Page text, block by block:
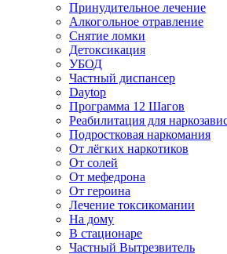
Принудительное лечение
Алкогольное отравление
Снятие ломки
Детоксикация
УБОД
Частный диспансер
Daytop
Программа 12 Шагов
Реабилитация для
Подростковая наркомания
От лёгких наркотиков
От солей
От мефедрона
От героина
Лечение токсикомании
На дому
В стационаре
Частный Вытрезвитель